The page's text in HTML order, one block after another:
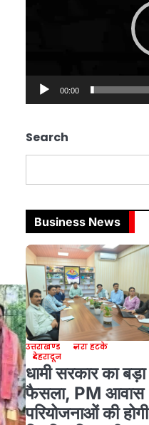
00:00
Search
Business News
उत्तराखण्ड
ज़रा हटके
देहरादून
धामी सरकार का बड़ा
फैसला, PM आवास
परियोजनाओं की होगी